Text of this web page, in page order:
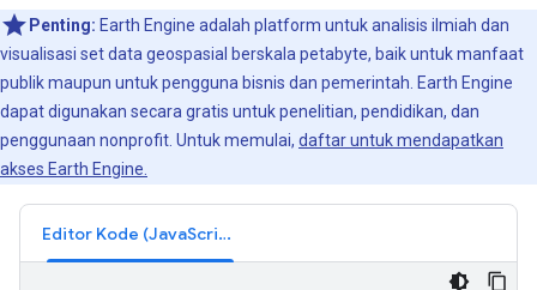
Penting: Earth Engine adalah platform untuk analisis ilmiah dan
visualisasi set data geospasial berskala petabyte, baik untuk manfaat
publik maupun untuk pengguna bisnis dan pemerintah. Earth Engine
dapat digunakan secara gratis untuk penelitian, pendidikan, dan
penggunaan nonprofit. Untuk memulai, daftar untuk mendapatkan
akses Earth Engine.
Editor Kode (JavaScript)